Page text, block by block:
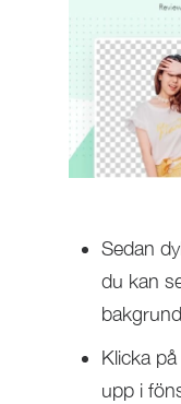
Sedan
du kan
Klicka
upp i